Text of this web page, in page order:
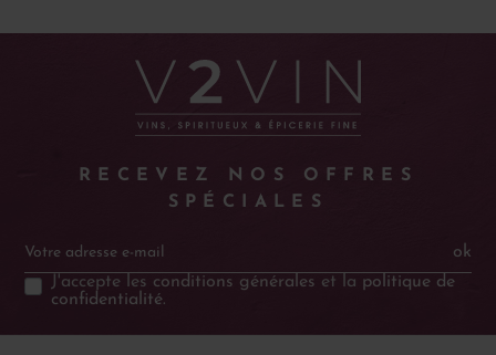
RECEVEZ NOS OFFRES
SPÉCIALES
ok
J'accepte les conditions générales et la politique de
confidentialité.